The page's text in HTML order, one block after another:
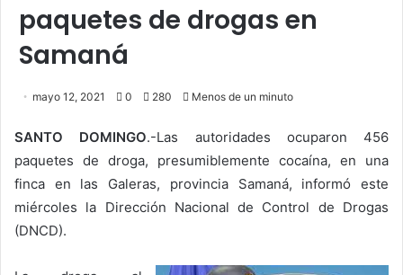
paquetes de drogas en
Samaná
mayo 12, 2021 0 280 Menos de un minuto
SANTO DOMINGO.-Las autoridades ocuparon 456
paquetes de droga, presumiblemente cocaína, en una
finca en las Galeras, provincia Samaná, informó este
miércoles la Dirección Nacional de Control de Drogas
(DNCD).